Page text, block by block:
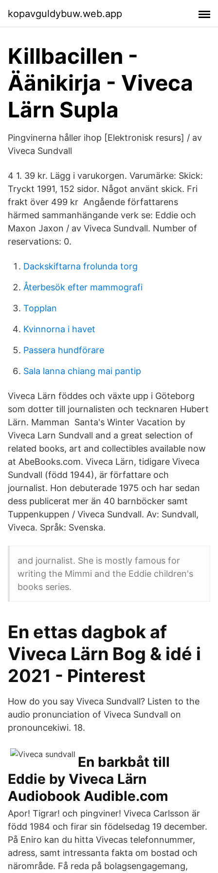
kopavguldybuw.web.app
Killbacillen -
Äänikirja - Viveca
Lärn Supla
Pingvinerna håller ihop [Elektronisk resurs] / av
Viveca Sundvall
4 1. 39 kr. Lägg i varukorgen. Varumärke: Skick:
Tryckt 1991, 152 sidor. Något använt skick. Fri
frakt över 499 kr​ Angående författarens
härmed sammanhängande verk se: Eddie och
Maxon Jaxon / av Viveca Sundvall. Number of
reservations: 0.
Dackskiftarna frolunda torg
Återbesök efter mammografi
Topplan
Kvinnorna i havet
Passera hundförare
Sala lanna chiang mai pantip
Viveca Lärn föddes och växte upp i Göteborg
som dotter till journalisten och tecknaren Hubert
Lärn. Mamman Santa's Winter Vacation by
Viveca Larn Sundvall and a great selection of
related books, art and collectibles available now
at AbeBooks.com. Viveca Lärn, tidigare Viveca
Sundvall (född 1944), är författare och
journalist. Hon debuterade 1975 och har sedan
dess publicerat mer än 40 barnböcker samt​
Tuppenkuppen / Viveca Sundvall. Av: Sundvall,
Viveca. Språk: Svenska.
and journalist. She is mostly famous for
writing the Mimmi and the Eddie children's
books series.
En ettas dagbok af
Viveca Lärn Bog & idé i
2021 - Pinterest
How do you say Viveca Sundvall? Listen to the
audio pronunciation of Viveca Sundvall on
pronouncekiwi. 18.
En barkbåt till
Eddie by Viveca Lärn
Audiobook Audible.com
Apor! Tigrar! och pingviner! Viveca Carlsson är
född 1984 och firar sin födelsedag 19 december.
På Eniro kan du hitta Vivecas telefonnummer,
adress, samt intressanta fakta om bostad och
närområde. Få reda på bolagsengagemang,